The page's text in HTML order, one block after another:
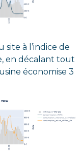
à l’indice de
en décalant tout
économise 3